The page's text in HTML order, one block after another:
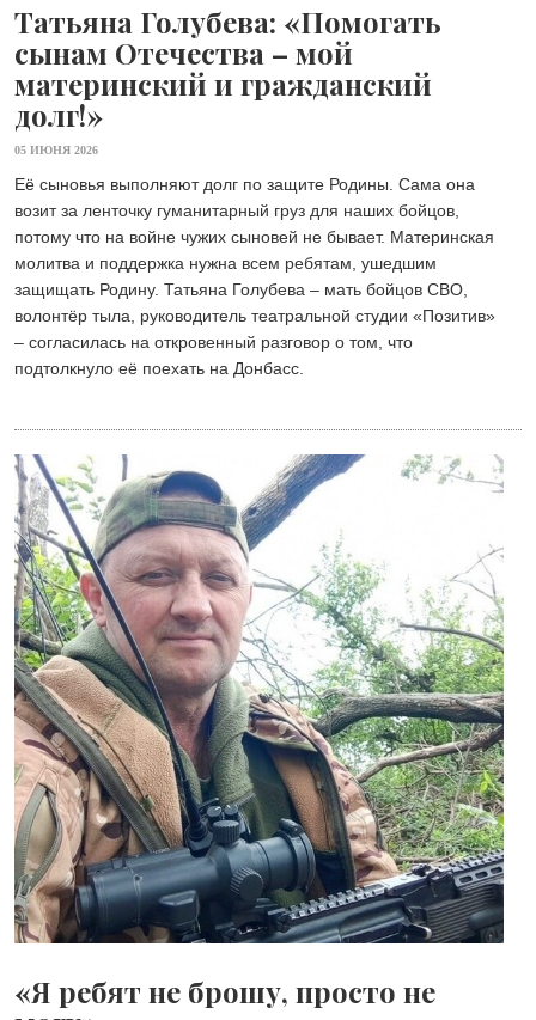
Татьяна Голубева: «Помогать
сынам Отечества – мой
материнский и гражданский
долг!»
05 ИЮНЯ 2026
Её сыновья выполняют долг по защите Родины. Сама она
возит за ленточку гуманитарный груз для наших бойцов,
потому что на войне чужих сыновей не бывает. Материнская
молитва и поддержка нужна всем ребятам, ушедшим
защищать Родину. Татьяна Голубева – мать бойцов СВО,
волонтёр тыла, руководитель театральной студии «Позитив»
– согласилась на откровенный разговор о том, что
подтолкнуло её поехать на Донбасс.
«Я ребят не брошу, просто не